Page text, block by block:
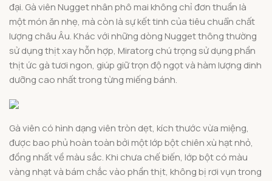
đại. Gà viên Nugget nhân phô mai không chỉ đơn thuần là
một món ăn nhẹ, mà còn là sự kết tinh của tiêu chuẩn chất
lượng châu Âu. Khác với những dòng Nugget thông thường
sử dụng thịt xay hỗn hợp, Miratorg chú trọng sử dụng phần
thịt ức gà tươi ngon, giúp giữ trọn độ ngọt và hàm lượng dinh
dưỡng cao nhất trong từng miếng bánh.
Gà viên có hình dạng viên tròn dẹt, kích thước vừa miệng,
được bao phủ hoàn toàn bởi một lớp bột chiên xù hạt nhỏ,
đồng nhất về màu sắc. Khi chưa chế biến, lớp bột có màu
vàng nhạt và bám chắc vào phần thịt, không bị rơi vụn trong